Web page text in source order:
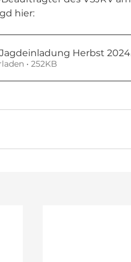
hier:
Herbst 2024
• 252KB